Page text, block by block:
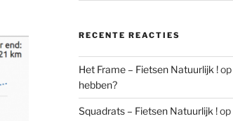
RECENTE REACTIES
Het Frame – Fietsen Natuurlijk !op
hebben?
Squadrats – Fietsen Natuurlijk !op